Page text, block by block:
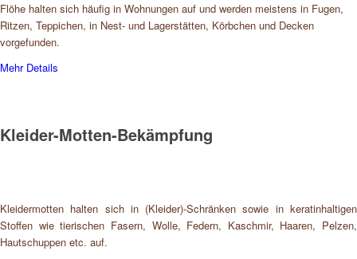
Flöhe halten sich häufig in Wohnungen auf und werden meistens in Fugen,
Ritzen, Teppichen, in Nest- und Lagerstätten, Körbchen und Decken
vorgefunden.
Mehr Details
Kleider-Motten-Bekämpfung
Kleidermotten halten sich in (Kleider)-Schränken sowie in keratinhaltigen
Stoffen wie tierischen Fasern, Wolle, Federn, Kaschmir, Haaren, Pelzen,
Hautschuppen etc. auf.